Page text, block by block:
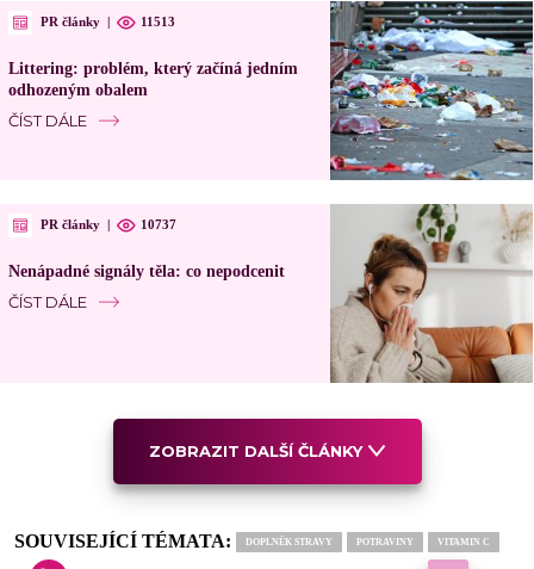
PR články 11513
Littering: problém, který začíná jedním
odhozeným obalem
ČÍST DÁLE
PR články 10737
Nenápadné signály těla: co nepodcenit
ČÍST DÁLE
ZOBRAZIT DALŠÍ ČLÁNKY
SOUVISEJÍCÍ TÉMATA: DOPLNĚK STRAVY POTRAVINY VITAMIN C